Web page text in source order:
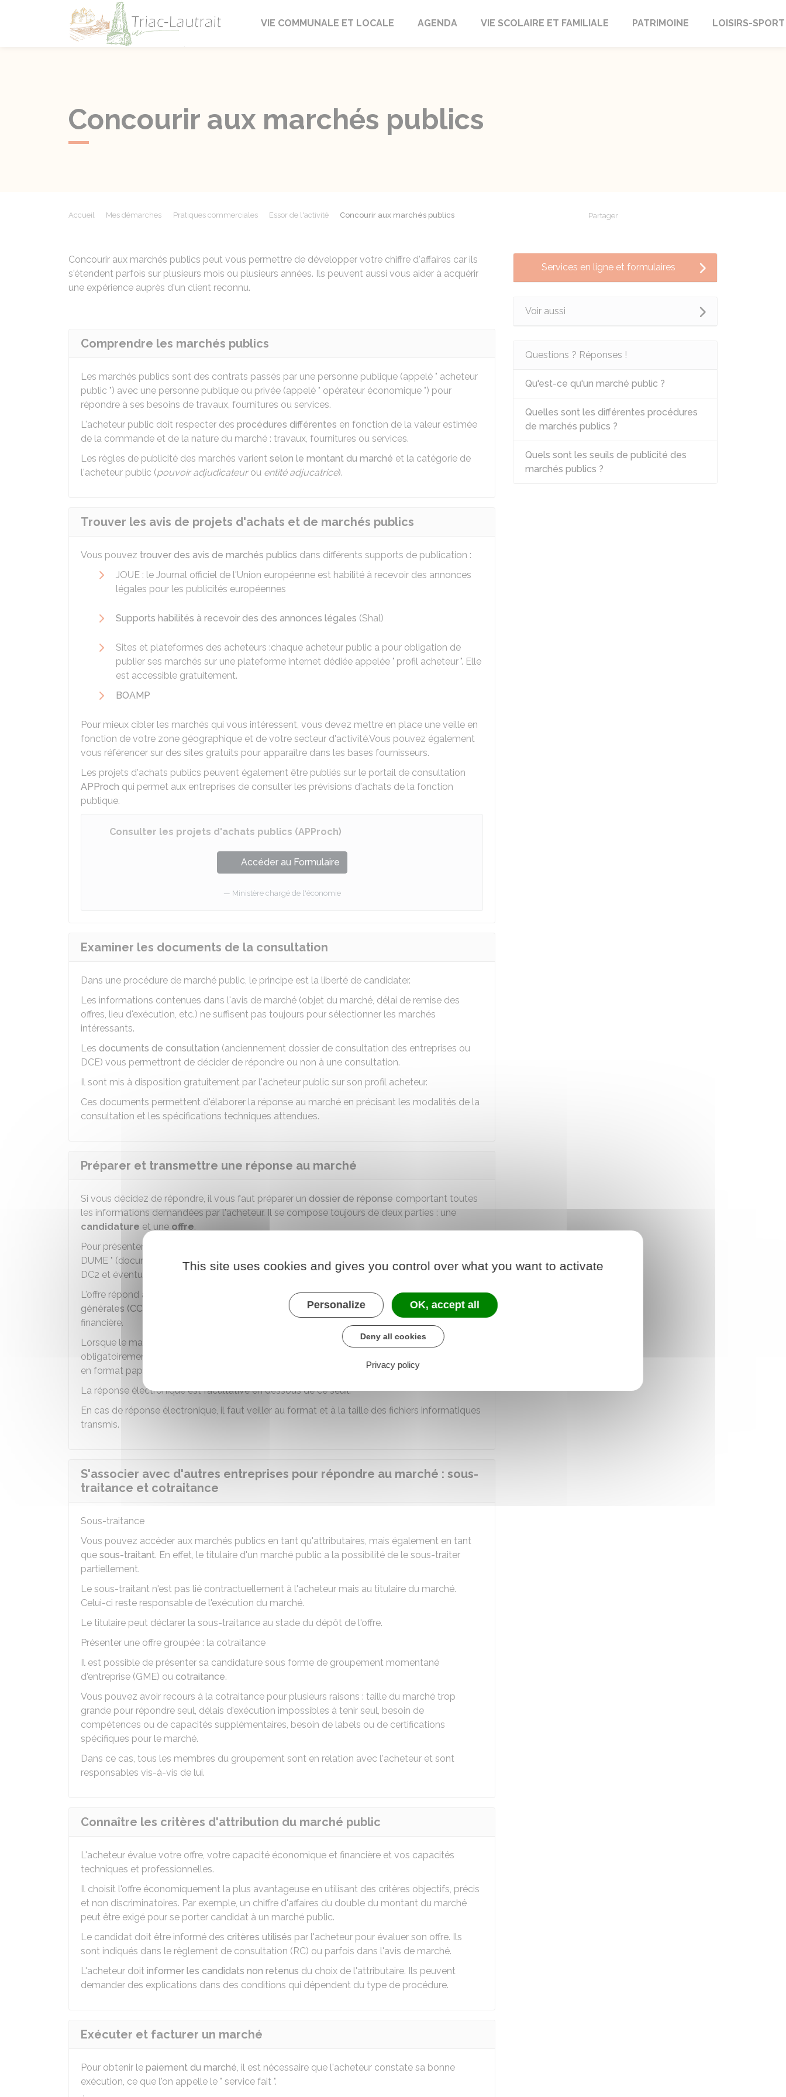
Triac-Lautrait
VIE COMMUNALE ET LOCALE AGENDA VIE SCOLAIRE ET FAMILIALE PATRIMOINE LOISIRS-SPORT
Concourir aux marchés publics
Accueil Mes démarches Pratiques commerciales Essor de l'activité Concourir aux marchés publics Partager
Concourir aux marchés publics peut vous permettre de développer votre chiffre d'affaires car ils
s'étendent parfois sur plusieurs mois ou plusieurs années. Ils peuvent aussi vous aider à acquérir
une expérience auprès d'un client reconnu.
Comprendre les marchés publics
Les marchés publics sont des contrats passés par une personne publique (appelé " acheteur
public ") avec une personne publique ou privée (appelé " opérateur économique ") pour
répondre à ses besoins de travaux, fournitures ou services.
L'acheteur public doit respecter des procédures différentes en fonction de la valeur estimée
de la commande et de la nature du marché : travaux, fournitures ou services.
Les règles de publicité des marchés varient selon le montant du marché et la catégorie de
l'acheteur public (pouvoir adjudicateurou entité adjucatrice).
Trouver les avis de projets d'achats et de marchés publics
Vous pouvez trouver des avis de marchés publics dans différents supports de publication :
JOUE : le Journal officiel de l'Union européenne est habilité à recevoir des annonces
légales pour les publicités européennes
Supports habilités à recevoir des des annonces légales (Shal)
Sites et plateformes des acheteurs :chaque acheteur public a pour obligation de
publier ses marchés sur une plateforme internet dédiée appelée " profil acheteur ". Elle
est accessible gratuitement.
BOAMP
Pour mieux cibler les marchés qui vous intéressent, vous devez mettre en place une veille en
fonction de votre zone géographique et de votre secteur d'activité.Vous pouvez également
vous référencer sur des sites gratuits pour apparaître dans les bases fournisseurs.
Les projets d'achats publics peuvent également être publiés sur le portail de consultation
APProch qui permet aux entreprises de consulter les prévisions d'achats de la fonction
publique.
Consulter les projets d'achats publics (APProch)
Accéder au Formulaire
Ministère chargé de l'économie
Examiner les documents de la consultation
Dans une procédure de marché public, le principe est la liberté de candidater.
Les informations contenues dans l'avis de marché (objet du marché, délai de remise des
offres, lieu d'exécution, etc.) ne suffisent pas toujours pour sélectionner les marchés
intéressants.
Les documents de consultation (anciennement dossier de consultation des entreprises ou
DCE) vous permettront de décider de répondre ou non à une consultation.
Il sont mis à disposition gratuitement par l'acheteur public sur son profil acheteur.
Ces documents permettent d'élaborer la réponse au marché en précisant les modalités de la
consultation et les spécifications techniques attendues.
Préparer et transmettre une réponse au marché
Si vous décidez de répondre, il vous faut préparer un dossier de réponse comportant toutes
les informations demandées par l'acheteur. Il se compose toujours de deux parties : une
candidature et une offre.
Pour présenter votre candidature, il est possible de renseigner soit le formulaire appelé "
DUME " (document unique de marché européen) soit les formulaires de déclarations DC1,
DC2 et éventuellement DC4.
L'offre répond au besoin exprimé par l'acheteur public dans lecahier des clauses techniques
générales (CCTG)
composed'une offre technique et d'une offre
financière.
Lorsque le marché est d'un montant supérieur à
, la réponse doit être
obligatoirement transmise par voie
en format papier sont irrecevables.
La réponse électronique est facultative en dessous de ce seuil.
En cas de réponse électronique, il faut veiller au format et à la taille des fichiers informatiques
transmis.
S'associer avec d'autres entreprises pour répondre au marché : sous-
traitance et cotraitance
Sous-traitance
Vous pouvez accéder aux marchés publics en tant qu'attributaires, mais également en tant
que sous-traitant. En effet, le titulaire d'un marché public a la possibilité de le sous-traiter
partiellement.
Le sous-traitant n'est pas lié contractuellement à l'acheteur mais au titulaire du marché.
Celui-ci reste responsable de l'exécution du marché.
Le titulaire peut déclarer la sous-traitance au stade du dépôt de l'offre.
Présenter une offre groupée : la cotraitance
Il est possible de présenter sa candidature sous forme de groupement momentané
d'entreprise (GME) ou cotraitance.
Vous pouvez avoir recours à la cotraitance pour plusieurs raisons : taille du marché trop
grande pour répondre seul, délais d'exécution impossibles à tenir seul, besoin de
compétences ou de capacités supplémentaires, besoin de labels ou de certifications
spécifiques pour le marché.
Dans ce cas, tous les membres du groupement sont en relation avec l'acheteur et sont
responsables vis-à-vis de lui.
Connaître les critères d'attribution du marché public
L'acheteur évalue votre offre, votre capacité économique et financière et vos capacités
techniques et professionnelles.
Il choisit l'offre économiquement la plus avantageuse en utilisant des critères objectifs, précis
et non discriminatoires. Par exemple, un chiffre d'affaires du double du montant du marché
peut être exigé pour se porter candidat à un marché public.
Le candidat doit être informé des critères utilisés par l'acheteur pour évaluer son offre. Ils
sont indiqués dans le règlement de consultation (RC) ou parfois dans l'avis de marché.
L'acheteur doit informer les candidats non retenus du choix de l'attributaire. Ils peuvent
demander des explications dans des conditions qui dépendent du type de procédure.
Exécuter et facturer un marché
Pour obtenir le paiement du marché, il est nécessaire que l'acheteur constate sa bonne
exécution, ce que l'on appelle le " service fait ".
Services en ligne et formulaires
Voir aussi
Questions ? Réponses !
Qu'est-ce qu'un marché public ?
Quelles sont les différentes procédures
de marchés publics ?
Quels sont les seuils de publicité des
marchés publics ?
This site uses cookies and gives you control over what you want to activate
Personalize OK, accept all
Deny all cookies
Privacy policy